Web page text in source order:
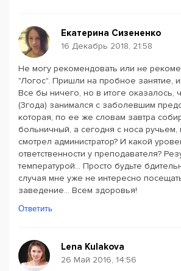
Екатерина Сизененко
16 Декабрь 2018, 21:58
Не могу рекомендовать или не
"Логос". Пришли на пробное занятие,
Все бы ничего, но в итоге оказалось,
(3года) занимался с заболевшим
которая, по ее же словам завтра
больничный, а сегодня с носа ручьем,
смотрел администратор? И какой
ответственности у преподавателя?
температурой... Просто будьте
случая мне уже не интересно
заведение... Всем здоровья!
Ответить
Lena Kulakova
26 Май 2016, 14:56